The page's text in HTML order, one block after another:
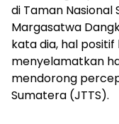
di Taman Nasional
Margasatwa
kata dia, hal
menyelamatkan
mendorong
Sumatera (JTTS).